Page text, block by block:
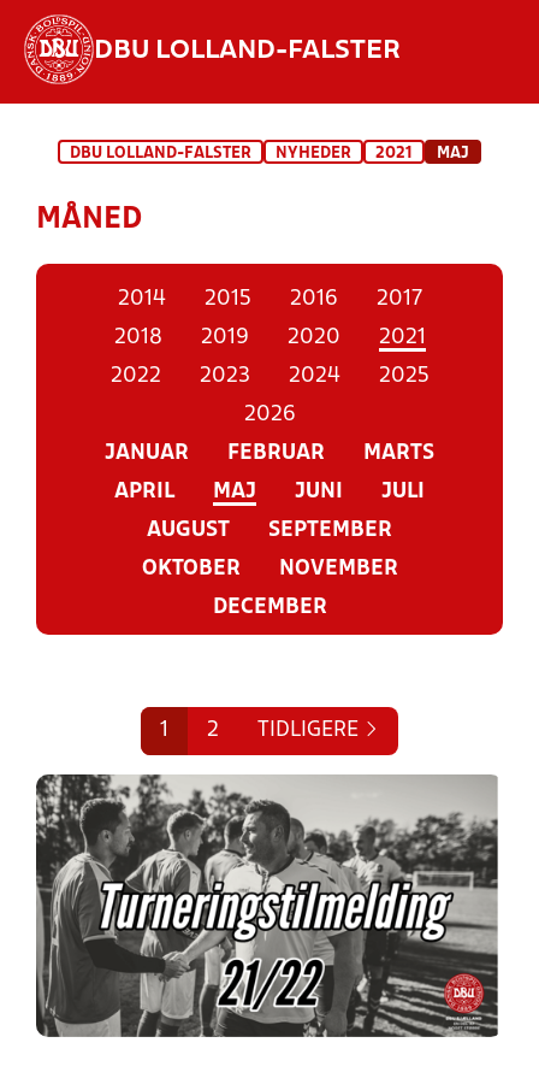
DBU LOLLAND-FALSTER
STILLINGER, RESULTATER, KLUBBER OG
DBU LOLLAND-FALSTER NYHEDER 2021 MAJ
MÅNED
2014 2015 2016
2017
2018
2019 2020
2021
2022
2023 2024
2025
2026
JANUAR
FEBRUAR
MARTS
APRIL
MAJ JUNI
JULI
AUGUST
SEPTEMBER
OKTOBER
NOVEMBER
DECEMBER
1 2 TIDLIGERE